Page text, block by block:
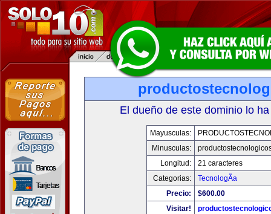
El dueño de este dominio lo
Mayusculas:
Minusculas:
Longitud:
21 caracteres
Categorias:
TecnologÃ­a
Precio:
$600.00
Visitar!